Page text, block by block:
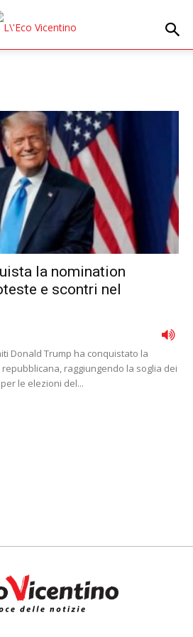
la nomination
e scontri nel
Donald Trump ha conquistato la
raggiungendo la soglia dei
le elezioni del...